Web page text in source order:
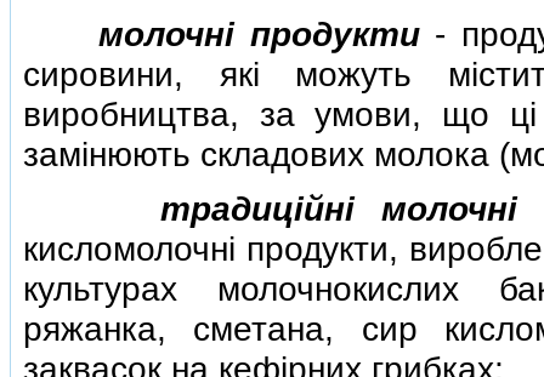
молочнi продукти-
сировини, якi можуть
виробництва, за умови, що
замiнюють складових молока
традицiйнi молочнi
кисломолочнi продукти,
культурах молочнокислих
ряжанка, сметана, сир
заквасок на кефiрних грибках;